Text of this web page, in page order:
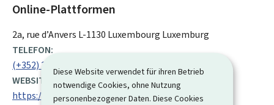
Diese Website verwendet für ihren Betrieb
notwendige Cookies, ohne Nutzung
personenbezogener Daten. Diese Cookies
Online-Plattformen
ADRESSE:
2a, rue d’Anvers L-1130 Luxembourg Luxemburg
TELEFON:
(+352) 247 84 728
WEBSITE:
https://concurrence.public.lu/fr.html